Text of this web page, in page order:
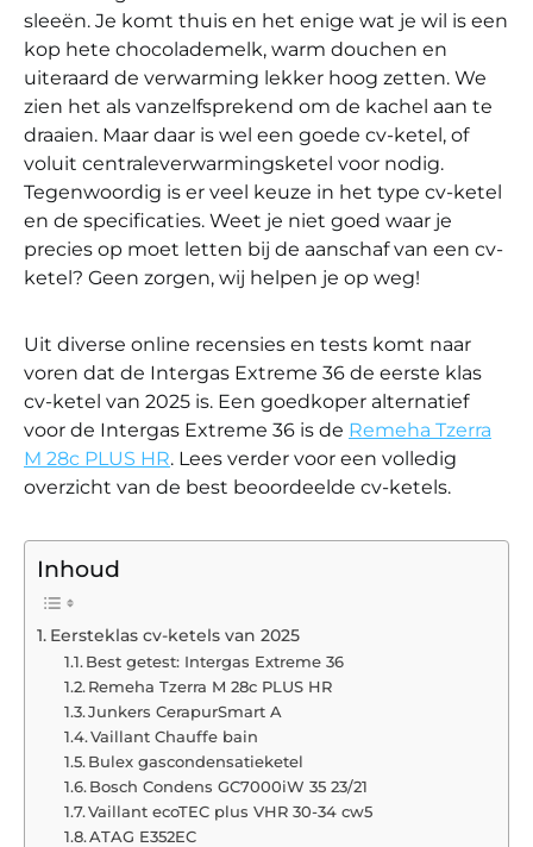
sleeën. Je komt thuis en het enige wat je wil is een
kop hete chocolademelk, warm douchen en
uiteraard de verwarming lekker hoog zetten. We
zien het als vanzelfsprekend om de kachel aan te
draaien. Maar daar is wel een goede cv-ketel, of
voluit centraleverwarmingsketel voor nodig.
Tegenwoordig is er veel keuze in het type cv-ketel
en de specificaties. Weet je niet goed waar je
precies op moet letten bij de aanschaf van een cv-
ketel? Geen zorgen, wij helpen je op weg!
Uit diverse online recensies en tests komt naar
voren dat de Intergas Extreme 36 de eerste klas
cv-ketel van 2025 is. Een goedkoper alternatief
voor de Intergas Extreme 36 is de Remeha Tzerra
M 28c PLUS HR. Lees verder voor een volledig
overzicht van de best beoordeelde cv-ketels.
Inhoud
Eersteklas cv-ketels van 2025
Best getest: Intergas Extreme 36
Remeha Tzerra M 28c PLUS HR
Junkers CerapurSmart A
Vaillant Chauffe bain
Bulex gascondensatieketel
Bosch Condens GC7000iW 35 23/21
Vaillant ecoTEC plus VHR 30-34 cw5
ATAG E352EC